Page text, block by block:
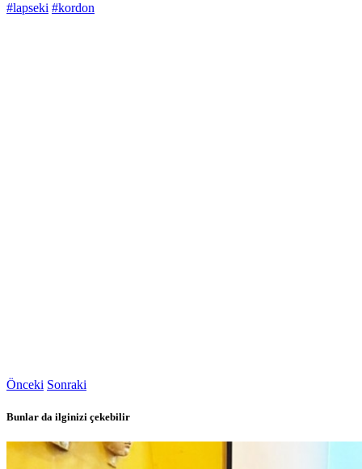
#lapseki #kordon
Önceki Sonraki
Bunlar da ilginizi çekebilir